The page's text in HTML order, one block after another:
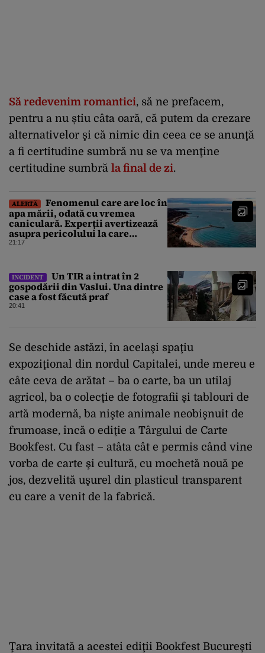
Să redevenim romantici, să ne prefacem,
pentru a nu știu câta oară, că putem da crezare
alternativelor şi că nimic din ceea ce se anunţă
a fi certitudine sumbră nu se va menţine
certitudine sumbră la final de zi.
ALERTĂ
Fenomenul care are loc în
apa mării, odată cu vremea
caniculară. Experții avertizează
asupra pericolului la care
oamenii pot fi expuși
21:17
INCIDENT
Un TIR a intrat în 2
gospodării din Vaslui. Una dintre
case a fost făcută praf
20:41
Se deschide astăzi, în acelaşi spaţiu
expoziţional din nordul Capitalei, unde mereu e
câte ceva de arătat – ba o carte, ba un utilaj
agricol, ba o colecţie de fotografii şi tablouri de
artă modernă, ba nişte animale neobişnuit de
frumoase, încă o ediţie a Târgului de Carte
Bookfest. Cu fast – atâta cât e permis când vine
vorba de carte şi cultură, cu mochetă nouă pe
jos, dezvelită uşurel din plasticul transparent
cu care a venit de la fabrică.
Ţara invitată a acestei ediţii Bookfest Bucureşti